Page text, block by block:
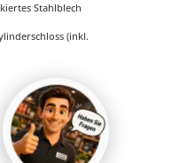
Stahlblech
(inkl.